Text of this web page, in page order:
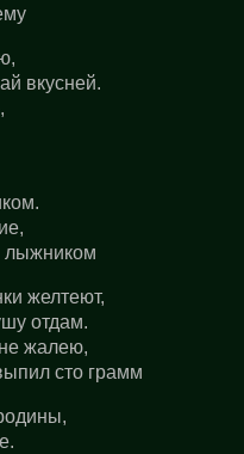
вкусней.
лыжником
желтеют,
отдам.
жалею,
сто грамм